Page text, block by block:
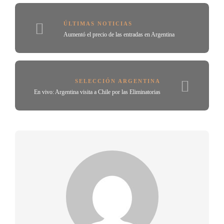
ÚLTIMAS NOTICIAS
Aumentó el precio de las entradas en Argentina
SELECCIÓN ARGENTINA
En vivo: Argentina visita a Chile por las Eliminatorias